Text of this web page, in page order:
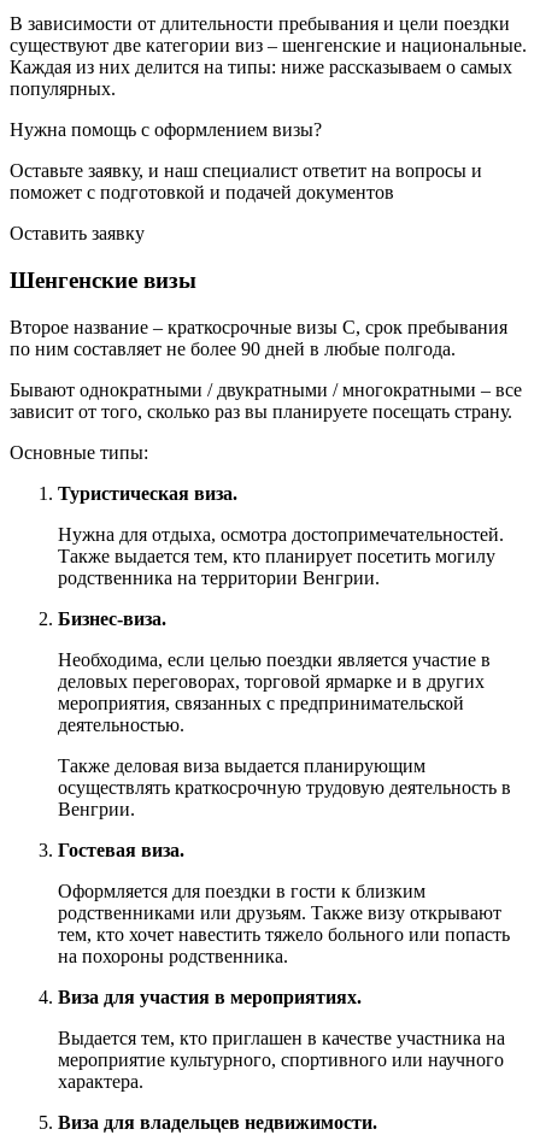
В зависимости от длительности пребывания и цели поездки
существуют две категории виз – шенгенские и национальные.
Каждая из них делится на типы: ниже рассказываем о самых
популярных.
Нужна помощь с оформлением визы?
Оставьте заявку, и наш специалист ответит на вопросы и
поможет с подготовкой и подачей документов
Оставить заявку
Шенгенские визы
Второе название – краткосрочные визы C, срок пребывания
по ним составляет не более 90 дней в любые полгода.
Бывают однократными / двукратными / многократными – все
зависит от того, сколько раз вы планируете посещать страну.
Основные типы:
Туристическая виза.
Нужна для отдыха, осмотра достопримечательностей.
Также выдается тем, кто планирует посетить могилу
родственника на территории Венгрии.
Бизнес-виза.
Необходима, если целью поездки является участие в
деловых переговорах, торговой ярмарке и в других
мероприятия, связанных с предпринимательской
деятельностью.
Также деловая виза выдается планирующим
осуществлять краткосрочную трудовую деятельность в
Венгрии.
Гостевая виза.
Оформляется для поездки в гости к близким
родственниками или друзьям. Также визу открывают
тем, кто хочет навестить тяжело больного или попасть
на похороны родственника.
Виза для участия в мероприятиях.
Выдается тем, кто приглашен в качестве участника на
мероприятие культурного, спортивного или научного
характера.
Виза для владельцев недвижимости.